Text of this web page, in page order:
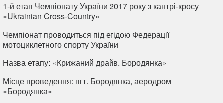
1-й етап Чемпіонату України 2017 року з кантрі-кросу
«Ukrainian Cross-Country»
Чемпіонат проводиться під егідою Федерації
мотоциклетного спорту України
Назва етапу: «Крижаний драйв. Бородянка»
Місце проведення: пгт. Бородянка, аеродром
«Бородянка»